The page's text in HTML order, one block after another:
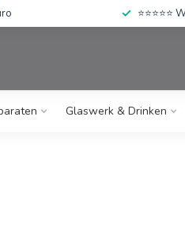
Glaswerk & Drinken